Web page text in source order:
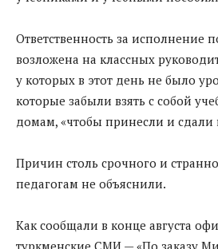
Ответственность за исполнение
возложена на классных
у которых в этот день не было
которые забыли взять с собой
домам, «чтобы принесли и сдали
Причин столь срочного и
педагогам не объяснили.
Как сообщали в конце августа
туркменские СМИ — «По заказу